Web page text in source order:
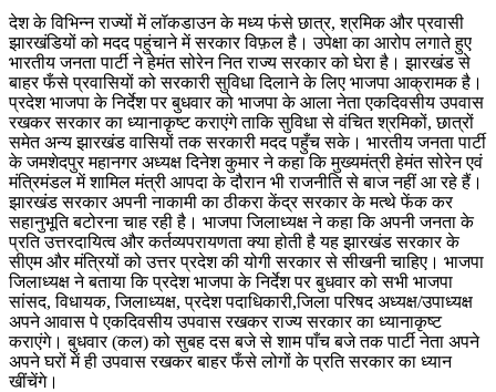
देश के विभिन्न राज्यों में लॉकडाउन के मध्य फंसे छात्र, श्रमिक और प्रवासी
झारखंडियों को मदद पहुंचाने में सरकार विफ़ल है। उपेक्षा का आरोप लगाते हुए
भारतीय जनता पार्टी ने हेमंत सोरेन नित राज्य सरकार को घेरा है। झारखंड से
बाहर फँसे प्रवासियों को सरकारी सुविधा दिलाने के लिए भाजपा आक्रामक है।
प्रदेश भाजपा के निर्देश पर बुधवार को भाजपा के आला नेता एकदिवसीय उपवास
रखकर सरकार का ध्यानाकृष्ट कराएंगे ताकि सुविधा से वंचित श्रमिकों, छात्रों
समेत अन्य झारखंड वासियों तक सरकारी मदद पहुँच सके। भारतीय जनता पार्टी
के जमशेदपुर महानगर अध्यक्ष दिनेश कुमार ने कहा कि मुख्यमंत्री हेमंत सोरेन एवं
मंत्रिमंडल में शामिल मंत्री आपदा के दौरान भी राजनीति से बाज नहीं आ रहे हैं।
झारखंड सरकार अपनी नाकामी का ठीकरा केंद्र सरकार के मत्थे फेंक कर
सहानुभूति बटोरना चाह रही है। भाजपा जिलाध्यक्ष ने कहा कि अपनी जनता के
प्रति उत्तरदायित्व और कर्तव्यपरायणता क्या होती है यह झारखंड सरकार के
सीएम और मंत्रियों को उत्तर प्रदेश की योगी सरकार से सीखनी चाहिए। भाजपा
जिलाध्यक्ष ने बताया कि प्रदेश भाजपा के निर्देश पर बुधवार को सभी भाजपा
सांसद, विधायक, जिलाध्यक्ष, प्रदेश पदाधिकारी,जिला परिषद अध्यक्ष/उपाध्यक्ष
अपने आवास पे एकदिवसीय उपवास रखकर राज्य सरकार का ध्यानाकृष्ट
कराएंगे। बुधवार (कल) को सुबह दस बजे से शाम पाँच बजे तक पार्टी नेता अपने
अपने घरों में ही उपवास रखकर बाहर फँसे लोगों के प्रति सरकार का ध्यान
खींचेंगे।